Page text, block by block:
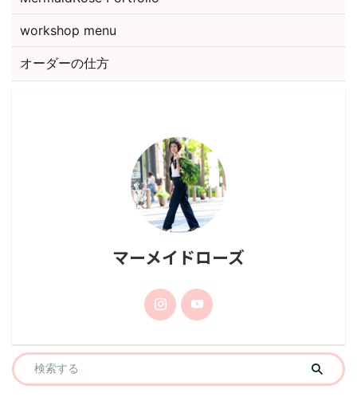
workshop menu
オーダーの仕方
マーメイドローズ